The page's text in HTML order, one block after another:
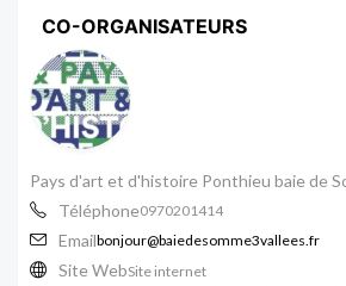
CO-ORGANISATEURS
Pays d'art et d'histoire Ponthieu baie de
Téléphone0970201414
Emailbonjour@baiedesomme3vallees.fr
Site WebSite internet